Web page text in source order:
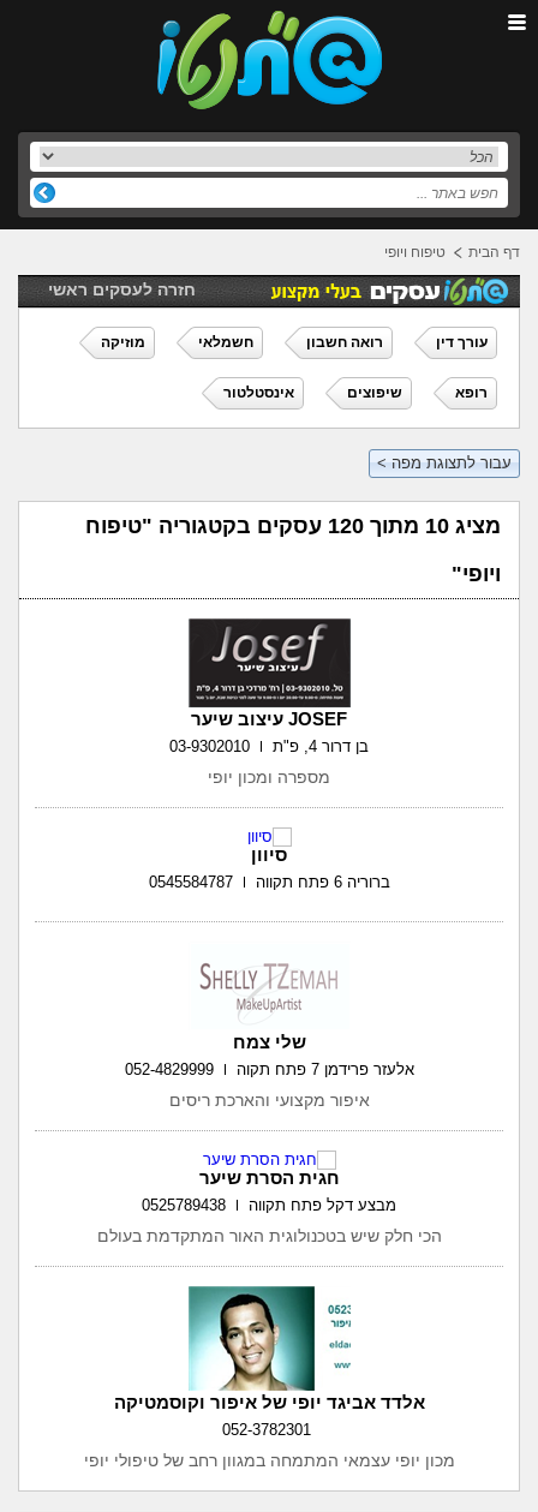
דף הבית טיפוח ויופי
חזרה לעסקים ראשי
עורך דין רואה חשבון חשמלאי מוזיקה
רופא שיפוצים אינסטלטור
עבור לתצוגת מפה >
מציג 10 מתוך 120 עסקים בקטגוריה
"טיפוח
ויופי"
JOSEF עיצוב שיער
בן דרור 4, פ"ת 03-9302010
מספרה ומכון יופי
סיוון
ברוריה 6 פתח תקווה 0545584787
שלי צמח
אלעזר פרידמן 7 פתח תקוה 052-4829999
איפור מקצועי והארכת ריסים
חגית הסרת שיער
מבצע דקל פתח תקווה 0525789438
הכי חלק שיש בטכנולוגית האור המתקדמת בעולם
אלדד אביגד יופי של איפור וקוסמטיקה
052-3782301
מכון יופי עצמאי המתמחה במגוון רחב של טיפולי יופי